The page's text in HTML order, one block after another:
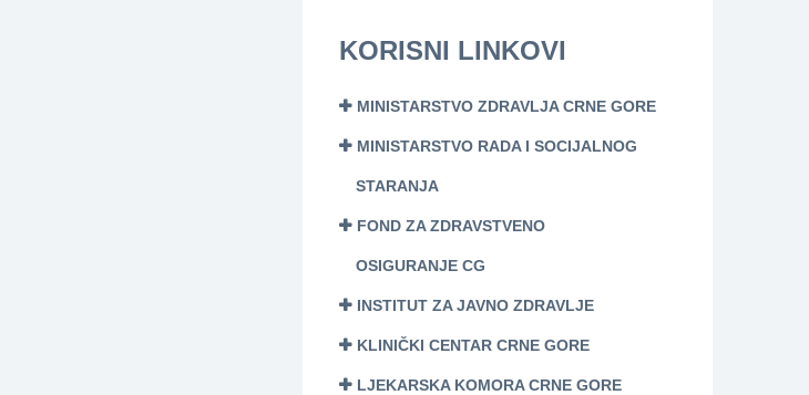
KORISNI LINKOVI
MINISTARSTVO ZDRAVLJA CRNE GORE
MINISTARSTVO RADA I SOCIJALNOG
STARANJA
FOND ZA ZDRAVSTVENO
OSIGURANJE CG
INSTITUT ZA JAVNO ZDRAVLJE
KLINIČKI CENTAR CRNE GORE
LJEKARSKA KOMORA CRNE GORE